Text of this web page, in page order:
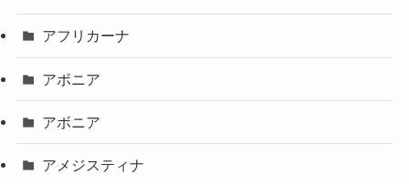
アフリカーナ
アボニア
アボニア
アメジスティナ